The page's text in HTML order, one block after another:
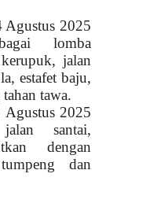
Agustus 2025
lomba
jalan
estafet baju,
tawa.
Agustus 2025
santai,
dengan
dan